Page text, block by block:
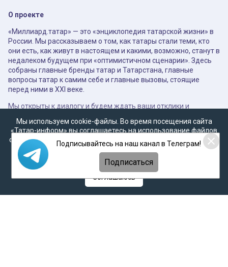
О проекте
«Миллиард.татар» — это «энциклопедия татарской жизни» в
России. Мы рассказываем о том, как татары стали теми, кто
они есть, как живут в настоящем и какими, возможно, станут в
недалеком будущем при «оптимистичном сценарии». Здесь
собраны главные бренды татар и Татарстана, главные
вопросы татар к самим себе и главные вызовы, стоящие
перед ними в XXI веке.
Мы открыты к диалогу и будем ждать ваши отклики и
Ссылки на все наши соцсетиhttps://taplink.cc/milliard_tatar
Политика о персональных данных
Антикоррупционная политика
Мы используем cookie-файлы. Во время посещения сайта
«Татар-информ» вы соглашаетесь на использование файлов
cookie в соответствии с настоящим уведомлением, согласием
наобработку персональных данных,Политикой о
персональных данных
Политикой конфиденциальности
Соглашаюсь
Подписывайтесь на наш канал в Телеграм!
Подписаться